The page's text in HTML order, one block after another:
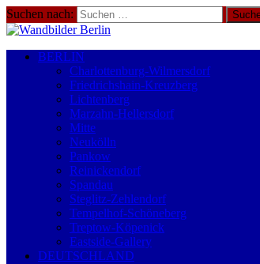
Suchen nach:
BERLIN
Charlottenburg-Wilmersdorf
Friedrichshain-Kreuzberg
Lichtenberg
Marzahn-Hellersdorf
Mitte
Neukölln
Pankow
Reinickendorf
Spandau
Steglitz-Zehlendorf
Tempelhof-Schöneberg
Treptow-Köpenick
Eastside-Gallery
DEUTSCHLAND